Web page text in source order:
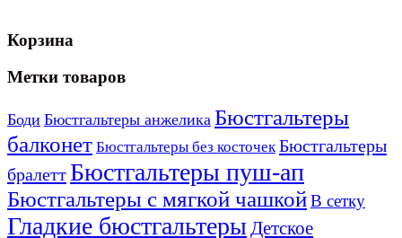
Корзина
Метки товаров
Боди Бюстгальтеры анжелика Бюстгальтеры
балконет Бюстгальтеры без косточек Бюстгальтеры
бралетт Бюстгальтеры пуш-ап
Бюстгальтеры с мягкой чашкойВ сетку
Гладкие бюстгальтерыДетское